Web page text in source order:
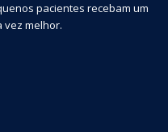
pacientes recebam um
vez melhor.